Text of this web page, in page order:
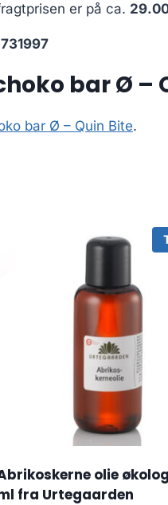
er på ca.
bar Ø –
bar Ø – Quin Bite.
olie
fra Urtegaarden